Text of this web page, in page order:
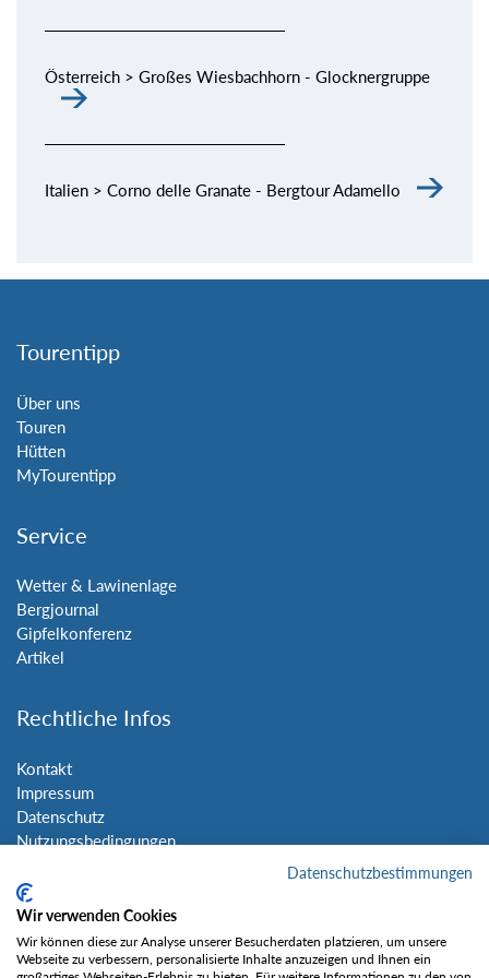
Österreich > Großes Wiesbachhorn - Glocknergruppe
Italien > Corno delle Granate - Bergtour Adamello
Tourentipp
Über uns
Touren
Hütten
MyTourentipp
Service
Wetter & Lawinenlage
Bergjournal
Gipfelkonferenz
Artikel
Rechtliche Infos
Kontakt
Impressum
Datenschutz
Nutzungsbedingungen
Social Media
Datenschutzbestimmungen
Wir verwenden Cookies
Wir können diese zur Analyse unserer Besucherdaten platzieren, um unsere
Webseite zu verbessern, personalisierte Inhalte anzuzeigen und Ihnen ein